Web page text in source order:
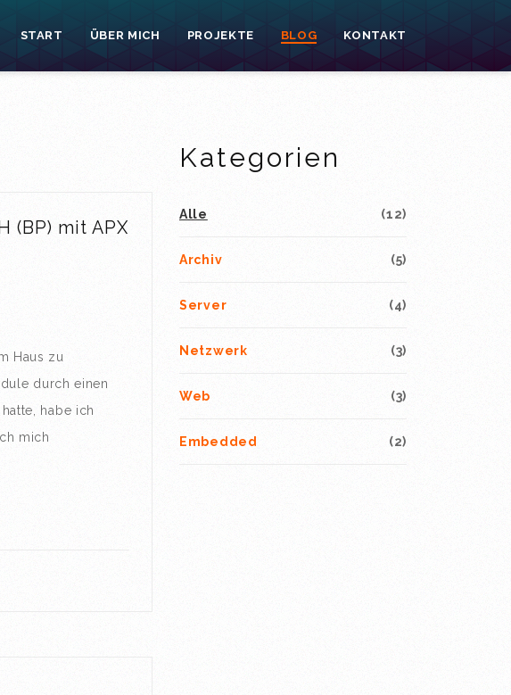
START ÜBER MICH PROJEKTE BLOG KONTAKT
(BP) mit APX
Haus zu
durch einen
habe ich
mich
Kategorien
Alle (12)
Archiv (5)
Server (4)
Netzwerk (3)
Web (3)
Embedded (2)